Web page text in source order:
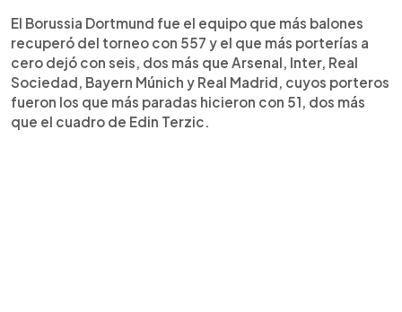
El Borussia Dortmund fue el equipo que más balones
recuperó del torneo con 557 y el que más porterías a
cero dejó con seis, dos más que Arsenal, Inter, Real
Sociedad, Bayern Múnich y Real Madrid, cuyos porteros
fueron los que más paradas hicieron con 51, dos más
que el cuadro de Edin Terzic.